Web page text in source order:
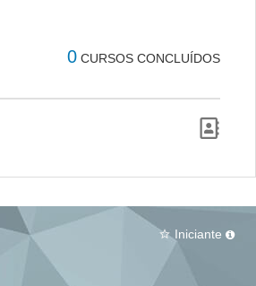
0 CURSOS CONCLUÍDOS
star_border Iniciante